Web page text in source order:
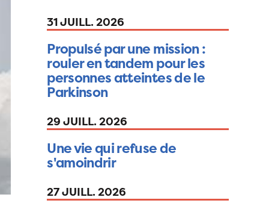
31 JUILL. 2026
Propulsé par une mission :
rouler en tandem pour les
personnes atteintes de le
Parkinson
29 JUILL. 2026
Une vie qui refuse de
s'amoindrir
27 JUILL. 2026